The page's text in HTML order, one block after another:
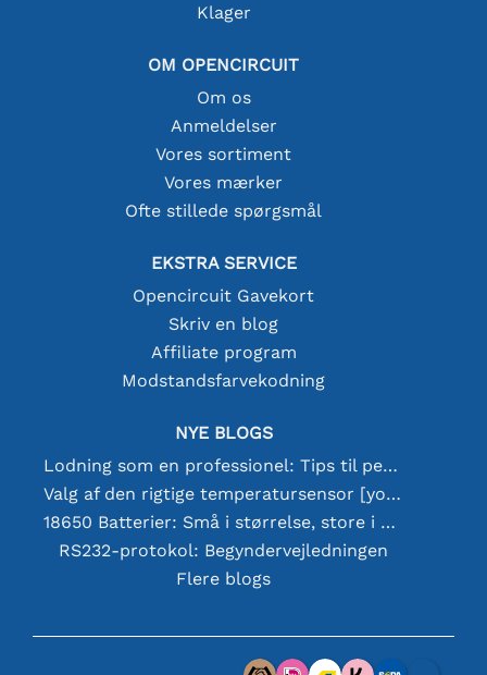
Klager
OM OPENCIRCUIT
Om os
Anmeldelser
Vores sortiment
Vores mærker
Ofte stillede spørgsmål
EKSTRA SERVICE
Opencircuit Gavekort
Skriv en blog
Affiliate program
Modstandsfarvekodning
NYE BLOGS
Lodning som en professionel: Tips til perfekte elektroniske forbindelser
Valg af den rigtige temperatursensor [youtube]
18650 Batterier: Små i størrelse, store i ydeevne
RS232-protokol: Begyndervejledningen
Flere blogs